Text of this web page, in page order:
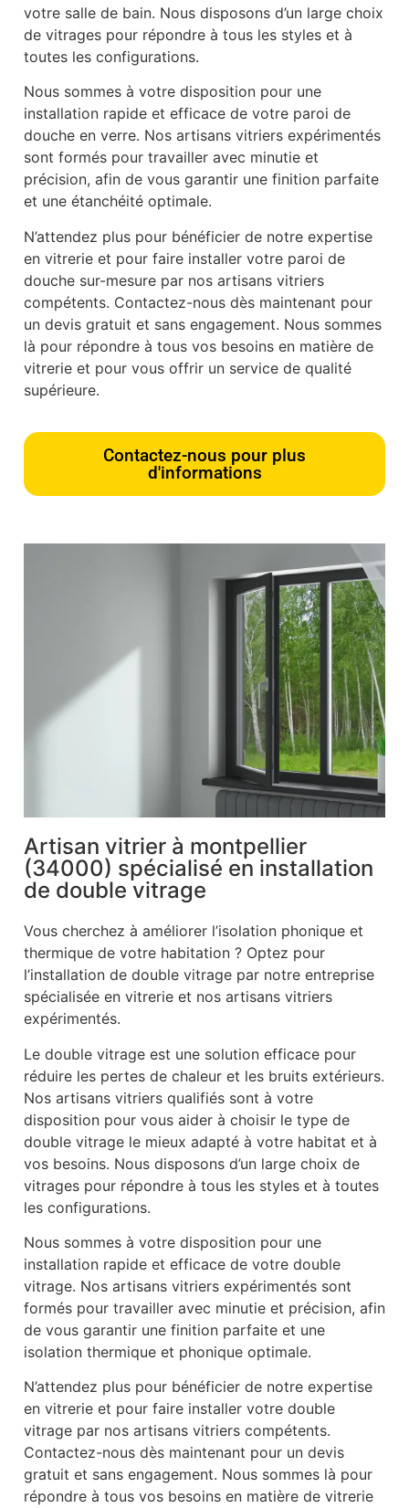
votre salle de bain. Nous disposons d’un large choix
de vitrages pour répondre à tous les styles et à
toutes les configurations.
Nous sommes à votre disposition pour une
installation rapide et efficace de votre paroi de
douche en verre. Nos artisans vitriers expérimentés
sont formés pour travailler avec minutie et
précision, afin de vous garantir une finition parfaite
et une étanchéité optimale.
N’attendez plus pour bénéficier de notre expertise
en vitrerie et pour faire installer votre paroi de
douche sur-mesure par nos artisans vitriers
compétents. Contactez-nous dès maintenant pour
un devis gratuit et sans engagement. Nous sommes
là pour répondre à tous vos besoins en matière de
vitrerie et pour vous offrir un service de qualité
supérieure.
Contactez-nous pour plus
d'informations
Artisan vitrier à montpellier
(34000) spécialisé en installation
de double vitrage
Vous cherchez à améliorer l’isolation phonique et
thermique de votre habitation ? Optez pour
l’installation de double vitrage par notre entreprise
spécialisée en vitrerie et nos artisans vitriers
expérimentés.
Le double vitrage est une solution efficace pour
réduire les pertes de chaleur et les bruits extérieurs.
Nos artisans vitriers qualifiés sont à votre
disposition pour vous aider à choisir le type de
double vitrage le mieux adapté à votre habitat et à
vos besoins. Nous disposons d’un large choix de
vitrages pour répondre à tous les styles et à toutes
les configurations.
Nous sommes à votre disposition pour une
installation rapide et efficace de votre double
vitrage. Nos artisans vitriers expérimentés sont
formés pour travailler avec minutie et précision, afin
de vous garantir une finition parfaite et une
isolation thermique et phonique optimale.
N’attendez plus pour bénéficier de notre expertise
en vitrerie et pour faire installer votre double
vitrage par nos artisans vitriers compétents.
Contactez-nous dès maintenant pour un devis
gratuit et sans engagement. Nous sommes là pour
répondre à tous vos besoins en matière de vitrerie